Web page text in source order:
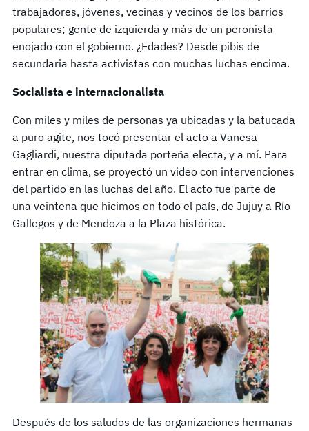
trabajadores, jóvenes, vecinas y vecinos de los barrios
populares; gente de izquierda y más de un peronista
enojado con el gobierno. ¿Edades? Desde pibis de
secundaria hasta activistas con muchas luchas encima.
Socialista e internacionalista
Con miles y miles de personas ya ubicadas y la batucada
a puro agite, nos tocó presentar el acto a Vanesa
Gagliardi, nuestra diputada porteña electa, y a mí. Para
entrar en clima, se proyectó un video con intervenciones
del partido en las luchas del año. El acto fue parte de
una veintena que hicimos en todo el país, de Jujuy a Río
Gallegos y de Mendoza a la Plaza histórica.
Después de los saludos de las organizaciones hermanas